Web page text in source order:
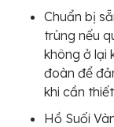
Chuẩn bị
trùng nếu
không ở lại
đoàn để
khi cần
Hồ Suối